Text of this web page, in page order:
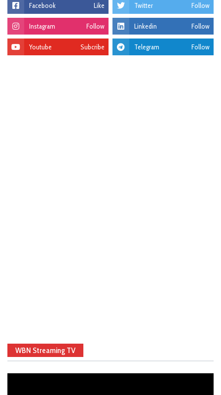
Facebook Like Twitter Follow
Instagram Follow Linkedin Follow
Youtube Subcribe Telegram Follow
WBN Streaming TV